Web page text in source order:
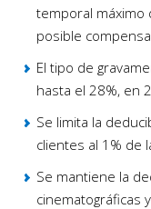
temporal máximo
posible
El tipo de
hasta el 28%, en
Se limita la
clientes al 1% de
Se mantiene la
cinematográficas